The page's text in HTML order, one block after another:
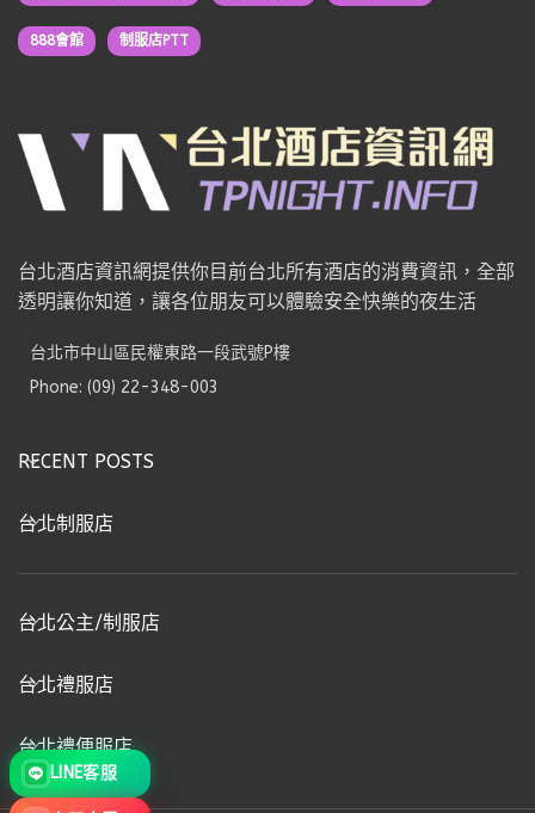
888會館 制服店PTT
台北酒店資訊網提供你目前台北所有酒店的消費資訊，全部
透明讓你知道，讓各位朋友可以體驗安全快樂的夜生活
台北市中山區民權東路一段武號P樓
Phone: (09) 22-348-003
RECENT POSTS
台北制服店
台北公主/制服店
台北禮服店
台北禮便服店
LINE客服